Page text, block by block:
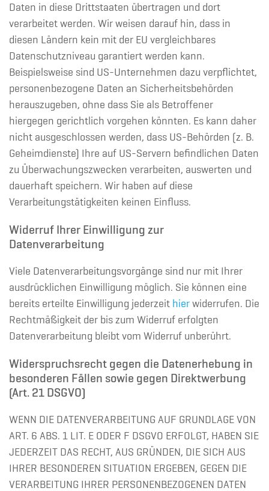
Daten in diese Drittstaaten übertragen und dort
verarbeitet werden. Wir weisen darauf hin, dass in
diesen Ländern kein mit der EU vergleichbares
Datenschutzniveau garantiert werden kann.
Beispielsweise sind US-Unternehmen dazu verpflichtet,
personenbezogene Daten an Sicherheitsbehörden
herauszugeben, ohne dass Sie als Betroffener
hiergegen gerichtlich vorgehen könnten. Es kann daher
nicht ausgeschlossen werden, dass US-Behörden (z. B.
Geheimdienste) Ihre auf US-Servern befindlichen Daten
zu Überwachungszwecken verarbeiten, auswerten und
dauerhaft speichern. Wir haben auf diese
Verarbeitungstätigkeiten keinen Einfluss.
Widerruf Ihrer Einwilligung zur
Datenverarbeitung
Viele Datenverarbeitungsvorgänge sind nur mit Ihrer
ausdrücklichen Einwilligung möglich. Sie können eine
bereits erteilte Einwilligung jederzeit hier widerrufen. Die
Rechtmäßigkeit der bis zum Widerruf erfolgten
Datenverarbeitung bleibt vom Widerruf unberührt.
Widerspruchsrecht gegen die Datenerhebung in
besonderen Fällen sowie gegen Direktwerbung
(Art. 21 DSGVO)
WENN DIE DATENVERARBEITUNG AUF GRUNDLAGE VON
ART. 6 ABS. 1 LIT. E ODER F DSGVO ERFOLGT, HABEN SIE
JEDERZEIT DAS RECHT, AUS GRÜNDEN, DIE SICH AUS
IHRER BESONDEREN SITUATION ERGEBEN, GEGEN DIE
VERARBEITUNG IHRER PERSONENBEZOGENEN DATEN